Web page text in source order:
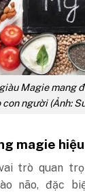
Magie mang
con người (Ảnh:
magie
trò quan
não, đặc